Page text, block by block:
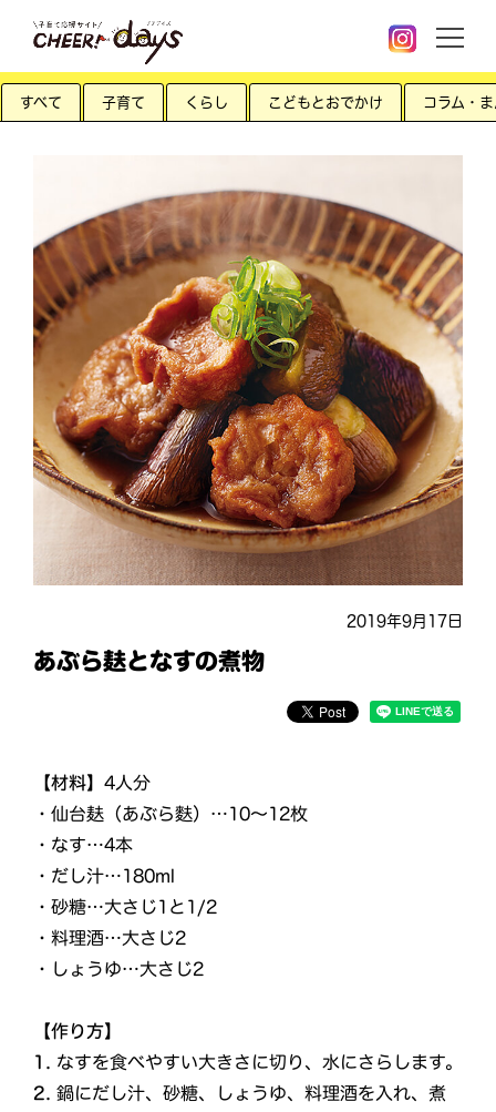
すべて 子育て くらし こどもとおでかけ コラム・
2019年9月17日
あぶら麸となすの煮物
【材料】4人分
・仙台麸（あぶら麩）…10～12枚
・なす…4本
・だし汁…180ml
・砂糖…大さじ1と1/2
・料理酒…大さじ2
・しょうゆ…大さじ2
【作り方】
1. なすを食べやすい大きさに切り、水にさらします。
2. 鍋にだし汁、砂糖、しょうゆ、料理酒を入れ、煮